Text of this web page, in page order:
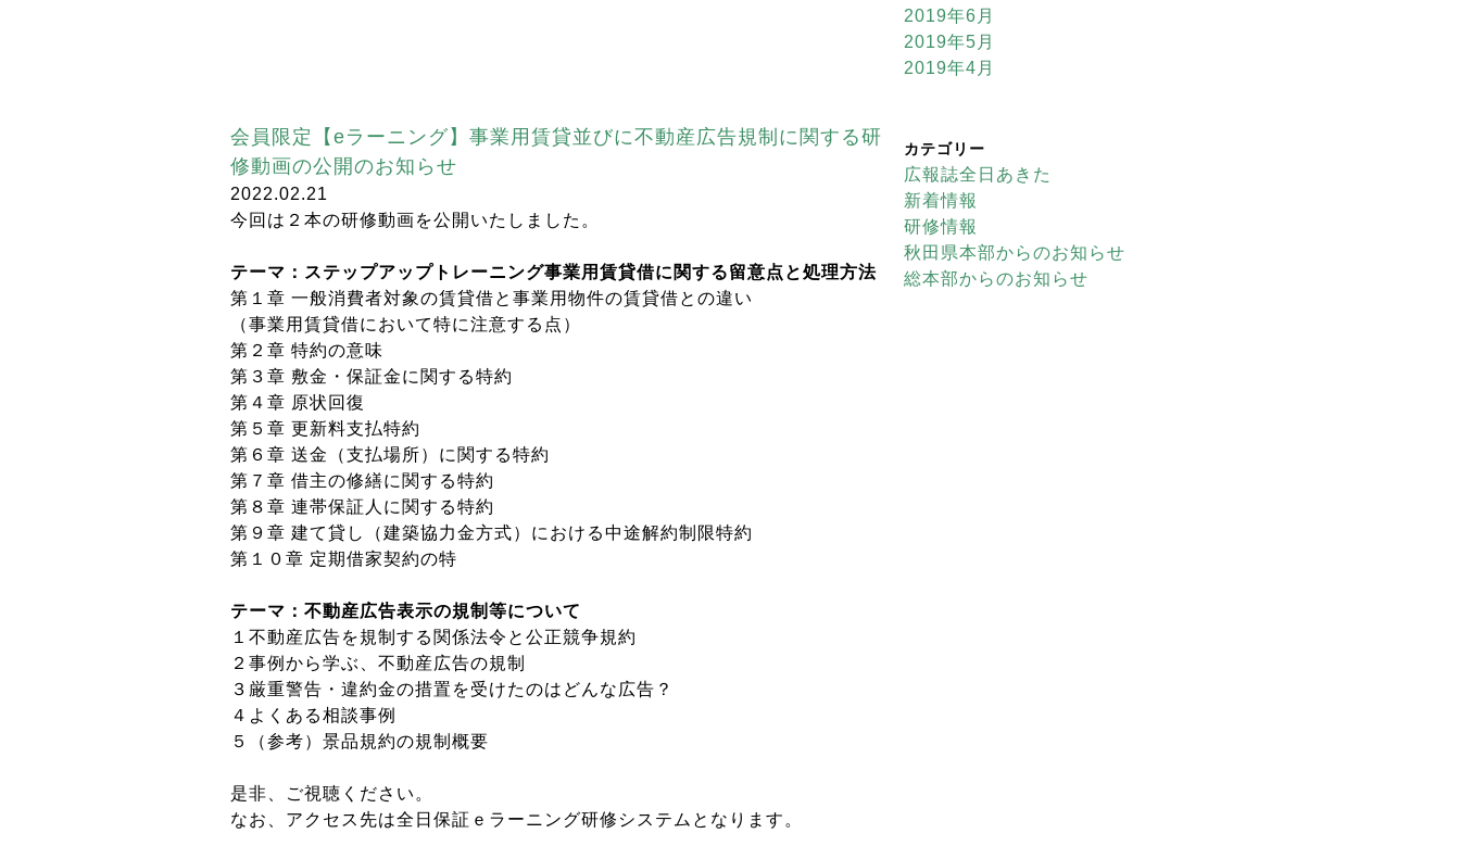
会員限定【eラーニング】事業用賃貸並びに不動産広告規制に関する研
修動画の公開のお知らせ
2022.02.21
今回は２本の研修動画を公開いたしました。
テーマ：ステップアップトレーニング事業用賃貸借に関する留意点と処理方法
第１章 一般消費者対象の賃貸借と事業用物件の賃貸借との違い
（事業用賃貸借において特に注意する点）
第２章 特約の意味
第３章 敷金・保証金に関する特約
第４章 原状回復
第５章 更新料支払特約
第６章 送金（支払場所）に関する特約
第７章 借主の修繕に関する特約
第８章 連帯保証人に関する特約
第９章 建て貸し（建築協力金方式）における中途解約制限特約
第１０章 定期借家契約の特
テーマ：不動産広告表示の規制等について
１不動産広告を規制する関係法令と公正競争規約
２事例から学ぶ、不動産広告の規制
３厳重警告・違約金の措置を受けたのはどんな広告？
４よくある相談事例
５（参考）景品規約の規制概要
是非、ご視聴ください。
なお、アクセス先は全日保証ｅラーニング研修システムとなります。
2019年6月
2019年5月
2019年4月
カテゴリー
広報誌全日あきた
新着情報
研修情報
秋田県本部からのお知らせ
総本部からのお知らせ